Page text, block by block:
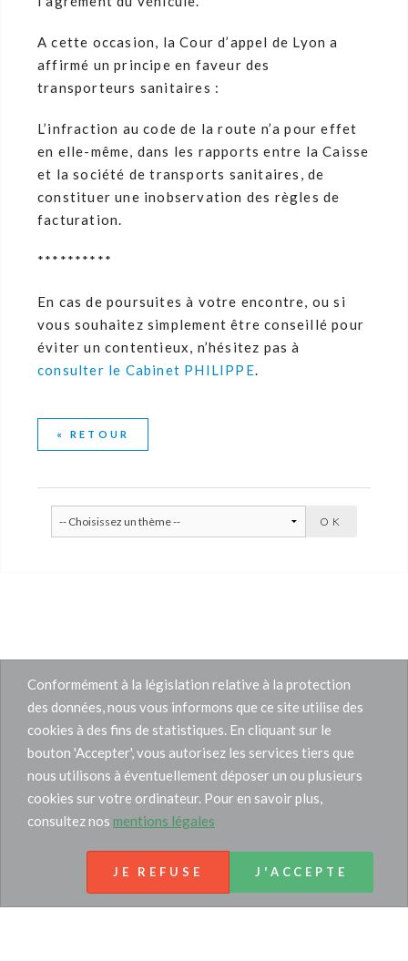
A cette occasion, la Cour d’appel de Lyon a
affirmé un principe en faveur des
transporteurs sanitaires :
L’infraction au code de la route n’a pour effet
en elle-même, dans les rapports entre la Caisse
et la société de transports sanitaires, de
constituer une inobservation des règles de
facturation.
**********
En cas de poursuites à votre encontre, ou si
vous souhaitez simplement être conseillé pour
éviter un contentieux, n’hésitez pas à
consulter le Cabinet PHILIPPE.
« RETOUR
Conformément à la législation relative à la protection
des données, nous vous informons que ce site utilise des
cookies à des fins de statistiques. En cliquant sur le
bouton 'Accepter', vous autorisez les services tiers que
nous utilisons à éventuellement déposer un ou plusieurs
cookies sur votre ordinateur. Pour en savoir plus,
consultez nos mentions légales
JE REFUSE J'ACCEPTE